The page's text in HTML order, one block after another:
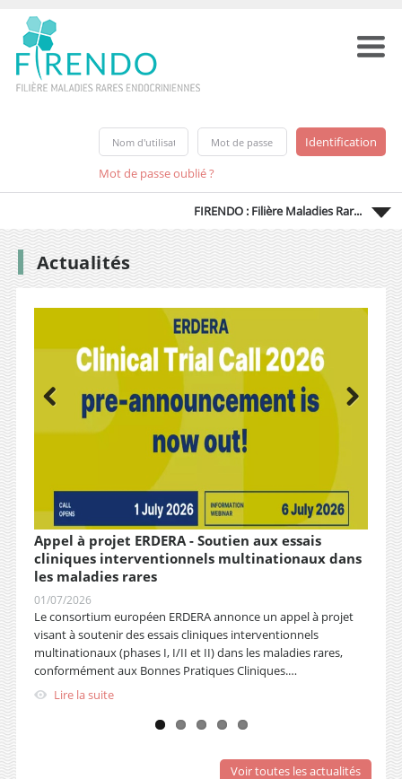
Mot de passe oublié ?
FIRENDO : Filière Maladies Rar...
Actualités
le
Appel à projet ERDERA - Soutien aux essais
cliniques interventionnels multinationaux dans
les maladies rares
01/07/2026
Le consortium européen ERDERA annonce un appel à projet
visant à soutenir des essais cliniques interventionnels
multinationaux (phases I, I/II et II) dans les maladies rares,
conformément aux Bonnes Pratiques Cliniques.…
Lire la suite
le
17/
La
Voir toutes les actualités